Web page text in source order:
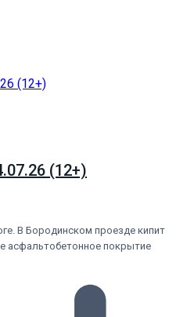
(12+)
В Бородинском проезде кипит
асфальтобетонное покрытие